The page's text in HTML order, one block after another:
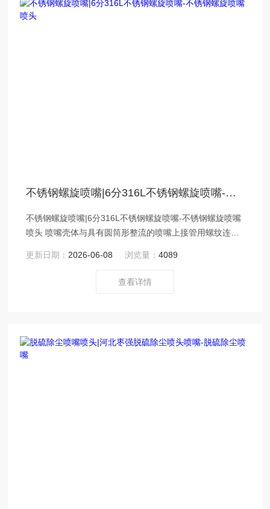
不锈钢螺旋喷嘴|6分316L不锈钢螺旋喷嘴-不锈钢螺旋喷嘴喷头
不锈钢螺旋喷嘴|6分316L不锈钢螺旋喷嘴-不锈钢螺旋喷嘴
喷头 喷嘴壳体与具有圆筒形整流的喷嘴上接管用螺纹连
更新日期： 2026-06-08 浏览量：4089
查看详情